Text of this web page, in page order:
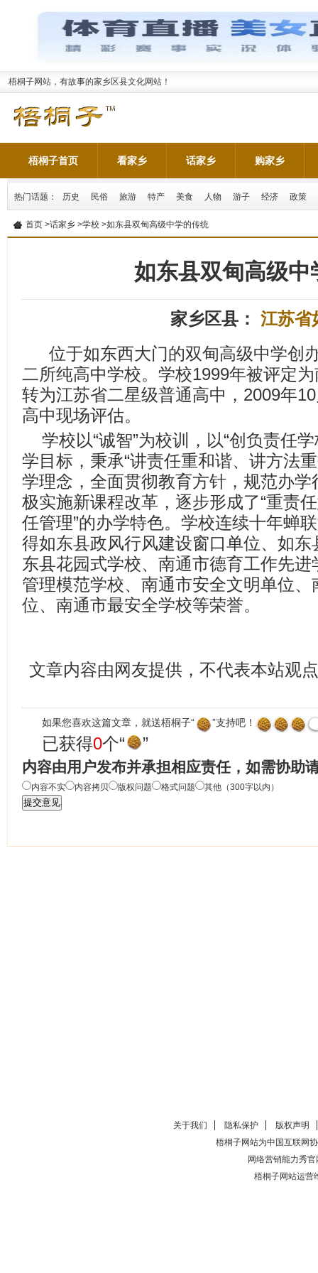
梧桐子网站，有故事的家乡区县文化网站！
梧桐子首页 看家乡 话家乡 购家乡
热门话题： 历史 民俗 旅游 特产 美食 人物 游子 经济 政策
首页 >话家乡 >学校 >如东县双甸高级中学的传统
如东县双甸高级中
家乡区县： 江苏省
位于如东西大门的双甸高级中学创
二所纯高中学校。学校1999年被评定
转为江苏省二星级普通高中，2009年
高中现场评估。
学校以“诚智”为校训，以“创负责任
学目标，秉承“讲责任重和谐、讲方法
学理念，全面贯彻教育方针，规范办
极实施新课程改革，逐步形成了“重责
任管理”的办学特色。学校连续十年蝉
得如东县政风行风建设窗口单位、如
东县花园式学校、南通市德育工作先
管理模范学校、南通市安全文明单位
位、南通市最安全学校等荣誉。
文章内容由网友提供，不代表本站观点
如果您喜欢这篇文章，就送梧桐子“ ”支持吧！
已获得0个“ ”
内容由用户发布并承担相应责任，如需协助
内容不实 内容拷贝 版权问题 格式问题 其他（300字以内）
关于我们 隐私保护
版权声明
梧桐子网站为中国互联网
网络营销能力秀官
梧桐子网站运营